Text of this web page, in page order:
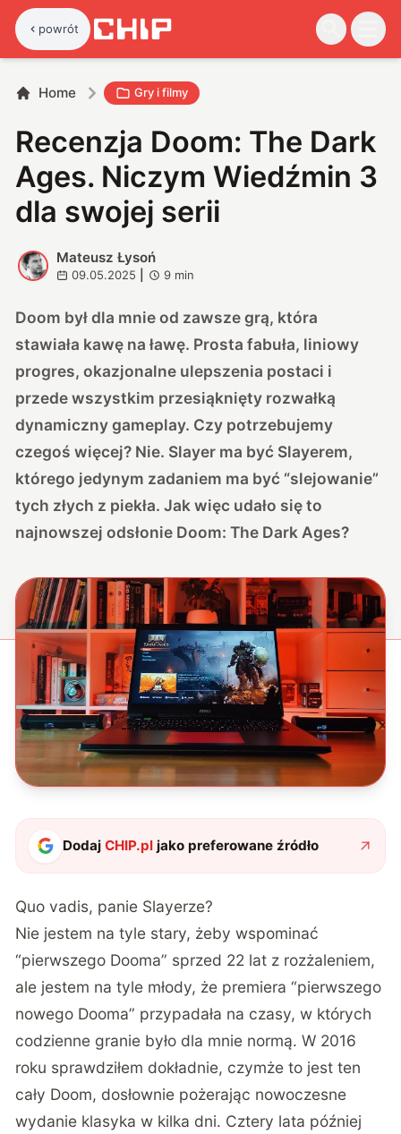
powrót
Home Gry i filmy
Recenzja Doom: The Dark
Ages. Niczym Wiedźmin 3
dla swojej serii
M
Mateusz Łysoń
09.05.2025 9 min
Doom był dla mnie od zawsze grą, która
stawiała kawę na ławę. Prosta fabuła, liniowy
progres, okazjonalne ulepszenia postaci i
przede wszystkim przesiąknięty rozwałką
dynamiczny gameplay. Czy potrzebujemy
czegoś więcej? Nie. Slayer ma być Slayerem,
którego jedynym zadaniem ma być “slejowanie”
tych złych z piekła. Jak więc udało się to
najnowszej odsłonie Doom: The Dark Ages?
DodajCHIP.pl jako preferowane źródło
Quo vadis, panie Slayerze?
Nie jestem na tyle stary, żeby wspominać
“pierwszego Dooma” sprzed 22 lat z rozżaleniem,
ale jestem na tyle młody, że premiera “pierwszego
nowego Dooma” przypadała na czasy, w których
codzienne granie było dla mnie normą. W 2016
roku sprawdziłem dokładnie, czymże to jest ten
cały Doom, dosłownie pożerając nowoczesne
wydanie klasyka w kilka dni. Cztery lata później